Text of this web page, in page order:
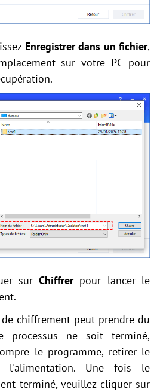
Enregistrer dans un fichier,
sur votre PC pour
surChiffrerpour lancer le
de chiffrement peut prendre du
processus ne soit terminé,
le programme, retirer le
l'alimentation. Une fois le
terminé, veuillez cliquer sur